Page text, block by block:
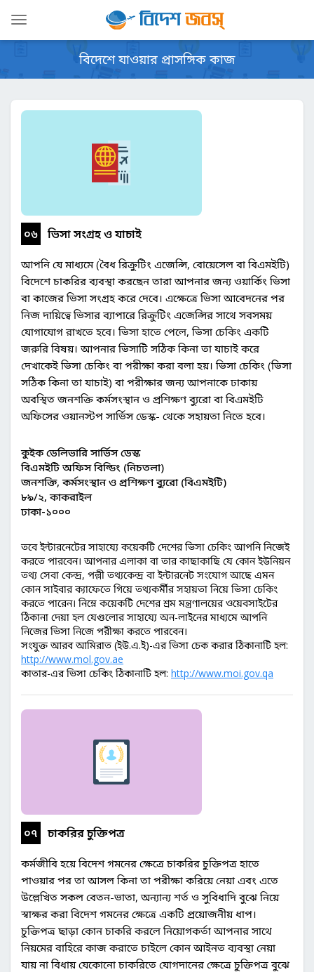
Toggle
বিদেশে যাওয়ার প্রাসঙ্গিক কাজ
০৬ ভিসা সংগ্রহ ও যাচাই
আপনি যে মাধ্যমে (বৈধ রিক্রুটিং এজেন্সি, বোয়েসেল বা বিএমইটি)
বিদেশে চাকরির ব্যবস্থা করছেন তারা আপনার জন্য ওয়ার্কিং ভিসা
বা কাজের ভিসা সংগ্রহ করে দেবে। এক্ষেত্রে ভিসা আবেদনের পর
নিজ দায়িত্বে ভিসার ব্যাপারে রিক্রুটিং এজেন্সির সাথে সবসময়
যোগাযোগ রাখতে হবে। ভিসা হাতে পেলে, ভিসা চেকিং একটি
জরুরি বিষয়। আপনার ভিসাটি সঠিক কিনা তা যাচাই করে
দেখাকেই ভিসা চেকিং বা পরীক্ষা করা বলা হয়। ভিসা চেকিং (ভিসা
সঠিক কিনা তা যাচাই) বা পরীক্ষার জন্য আপনাকে ঢাকায়
অবস্থিত জনশক্তি কর্মসংস্থান ও প্রশিক্ষণ ব্যুরো বা বিএমইটি
অফিসের ওয়ানস্টপ সার্ভিস ডেস্ক- থেকে সহায়তা নিতে হবে।
কুইক ডেলিভারি সার্ভিস ডেস্ক
বিএমইটি অফিস বিল্ডিং (নিচতলা)
জনশক্তি, কর্মসংস্থান ও প্রশিক্ষণ ব্যুরো (বিএমইটি)
৮৯/২, কাকরাইল
ঢাকা-১০০০
তবে ইন্টারনেটের সাহায্যে কয়েকটি দেশের ভিসা চেকিং আপনি নিজেই
করতে পারবেন। আপনার এলাকা বা তার কাছাকাছি যে কোন ইউনিয়ন
তথ্য সেবা কেন্দ্র, পল্লী তথ্যকেন্দ্র বা ইন্টারনেট সংযোগ আছে এমন
কোন সাইবার ক্যাফেতে গিয়ে তথ্যকর্মীর সহায়তা নিয়ে ভিসা চেকিং
করতে পারেন। নিম্নে কয়েকটি দেশের শ্রম মন্ত্রণালয়ের ওয়েবসাইটের
ঠিকানা দেয়া হল যেগুলোর সাহায্যে অন-লাইনের মাধ্যমে আপনি
নিজের ভিসা নিজে পরীক্ষা করতে পারবেন।
সংযুক্ত আরব আমিরাত (ইউ.এ.ই)-এর ভিসা চেক করার ঠিকানাটি হল:
http://www.mol.gov.ae
কাতার-এর ভিসা চেকিং ঠিকানাটি হল: http://www.moi.gov.qa
০৭ চাকরির চুক্তিপত্র
কর্মজীবি হয়ে বিদেশ গমনের ক্ষেত্রে চাকরির চুক্তিপত্র হাতে
পাওয়ার পর তা আসল কিনা তা পরীক্ষা করিয়ে নেয়া এবং এতে
উল্লেখিত সকল বেতন-ভাতা, অন্যান্য শর্ত ও সুবিধাদি বুঝে নিয়ে
স্বাক্ষর করা বিদেশ গমনের ক্ষেত্রে একটি প্রয়োজনীয় ধাপ।
চুক্তিপত্র ছাড়া কোন চাকরি করলে নিয়োগকর্তা আপনার সাথে
নিয়মের বাহিরে কাজ করাতে চাইলে কোন আইনত ব্যবস্থা নেয়া
যায় না বিধায় যেকোনো চাকরিতে যোগদানের ক্ষেত্রে চুক্তিপত্র বুঝে